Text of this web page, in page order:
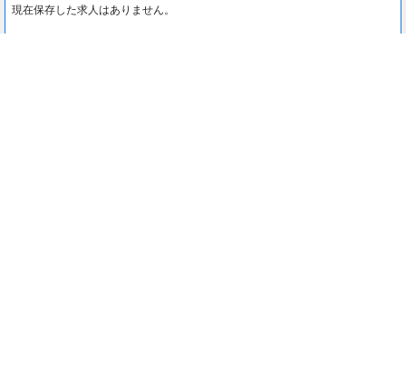
現在保存した求人はありません。